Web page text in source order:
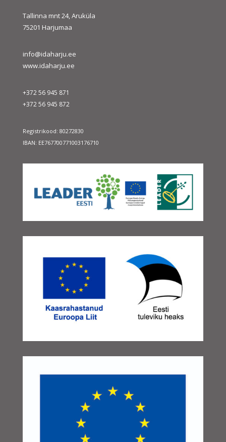
Tallinna mnt 24, Aruküla
75201 Harjumaa
info@idaharju.ee
www.idaharju.ee
+372 56 945 871
+372 56 945 872
Registrikood: 80272830
IBAN: EE767700771003176710